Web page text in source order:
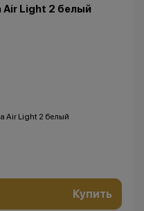
Air Light 2 белый
Купить